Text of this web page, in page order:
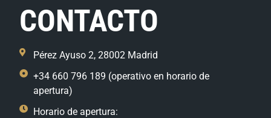
CONTACTO
Pérez Ayuso 2, 28002 Madrid
+34 660 796 189 (operativo en horario de
apertura)
Horario de apertura: